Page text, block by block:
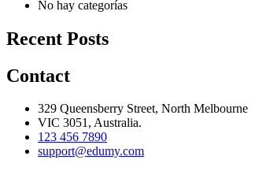
No hay categorías
Recent Posts
Contact
329 Queensberry Street, North Melbourne
VIC 3051, Australia.
123 456 7890
support@edumy.com